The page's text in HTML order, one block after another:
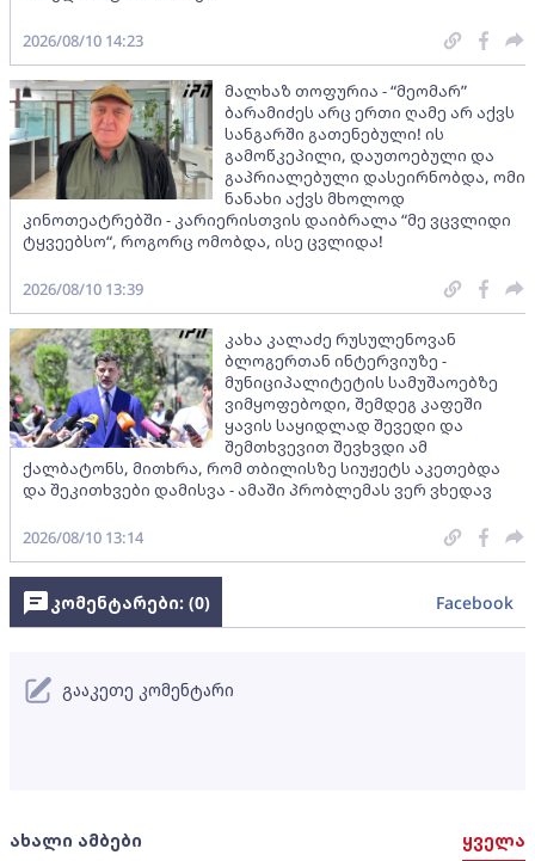
2026/08/10 14:23
მალხაზ თოფურია - “მეომარ”
ბარამიძეს არც ერთი ღამე არ აქვს
სანგარში გათენებული! ის
გამოწკეპილი, დაუთოებული და
გაპრიალებული დასეირნობდა, ომი
ნანახი აქვს მხოლოდ
კინოთეატრებში - კარიერისთვის დაიბრალა “მე ვცვლიდი
ტყვეებსო“, როგორც ომობდა, ისე ცვლიდა!
2026/08/10 13:39
კახა კალაძე რუსულენოვან
ბლოგერთან ინტერვიუზე -
მუნიციპალიტეტის სამუშაოებზე
ვიმყოფებოდი, შემდეგ კაფეში
ყავის საყიდლად შევედი და
შემთხვევით შევხვდი ამ
ქალბატონს, მითხრა, რომ თბილისზე სიუჟეტს აკეთებდა
და შეკითხვები დამისვა - ამაში პრობლემას ვერ ვხედავ
2026/08/10 13:14
ახალი ამბები ყველა
კომენტარები: (0) Facebook
გააკეთე კომენტარი